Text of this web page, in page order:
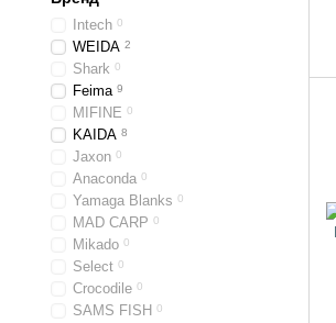
Intech 0
WEIDA 2
Shark 0
Feima 9
MIFINE 0
KAIDA 8
Jaxon 0
Anacondа 0
Yamaga Blanks 0
MAD CARP 0
Mikado 0
Select 0
Crocodile 0
SAMS FISH 0